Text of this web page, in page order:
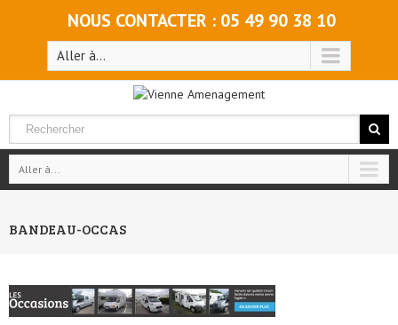
NOUS CONTACTER : 05 49 90 38 10
Aller à...
Aller à...
BANDEAU-OCCAS